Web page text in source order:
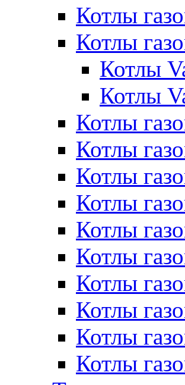
Котлы
Котлы
Котлы
Котлы
Котлы
Котлы
Котлы
Котлы
Котлы
Котлы
Котлы
Котлы
Котлы
Котлы